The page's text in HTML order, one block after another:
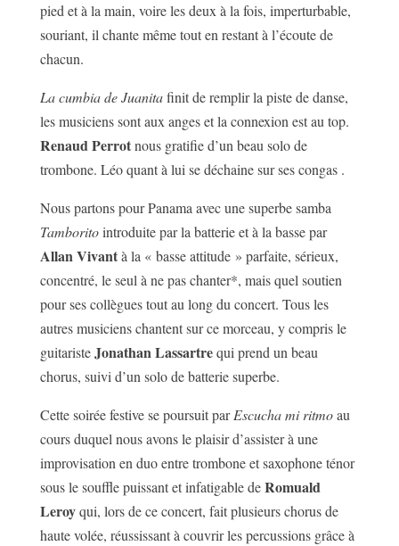
pied et à la main, voire les deux à la fois, imperturbable,
souriant, il chante même tout en restant à l’écoute de
chacun.
La cumbia de Juanitafinit de remplir la piste de danse,
les musiciens sont aux anges et la connexion est au top.
Renaud Perrotnous gratifie d’un beau solo de
trombone. Léo quant à lui se déchaine sur ses congas .
Nous partons pour Panama avec une superbe samba
Tamboritointroduite par la batterie et à la basse par
Allan Vivantà la « basse attitude » parfaite, sérieux,
concentré, le seul à ne pas chanter*, mais quel soutien
pour ses collègues tout au long du concert. Tous les
autres musiciens chantent sur ce morceau, y compris le
guitaristeJonathan Lassartrequi prend un beau
chorus, suivi d’un solo de batterie superbe.
Cette soirée festive se poursuit parEscucha mi ritmoau
cours duquel nous avons le plaisir d’assister à une
improvisation en duo entre trombone et saxophone ténor
sous le souffle puissant et infatigable deRomuald
Leroyqui, lors de ce concert, fait plusieurs chorus de
haute volée, réussissant à couvrir les percussions grâce à